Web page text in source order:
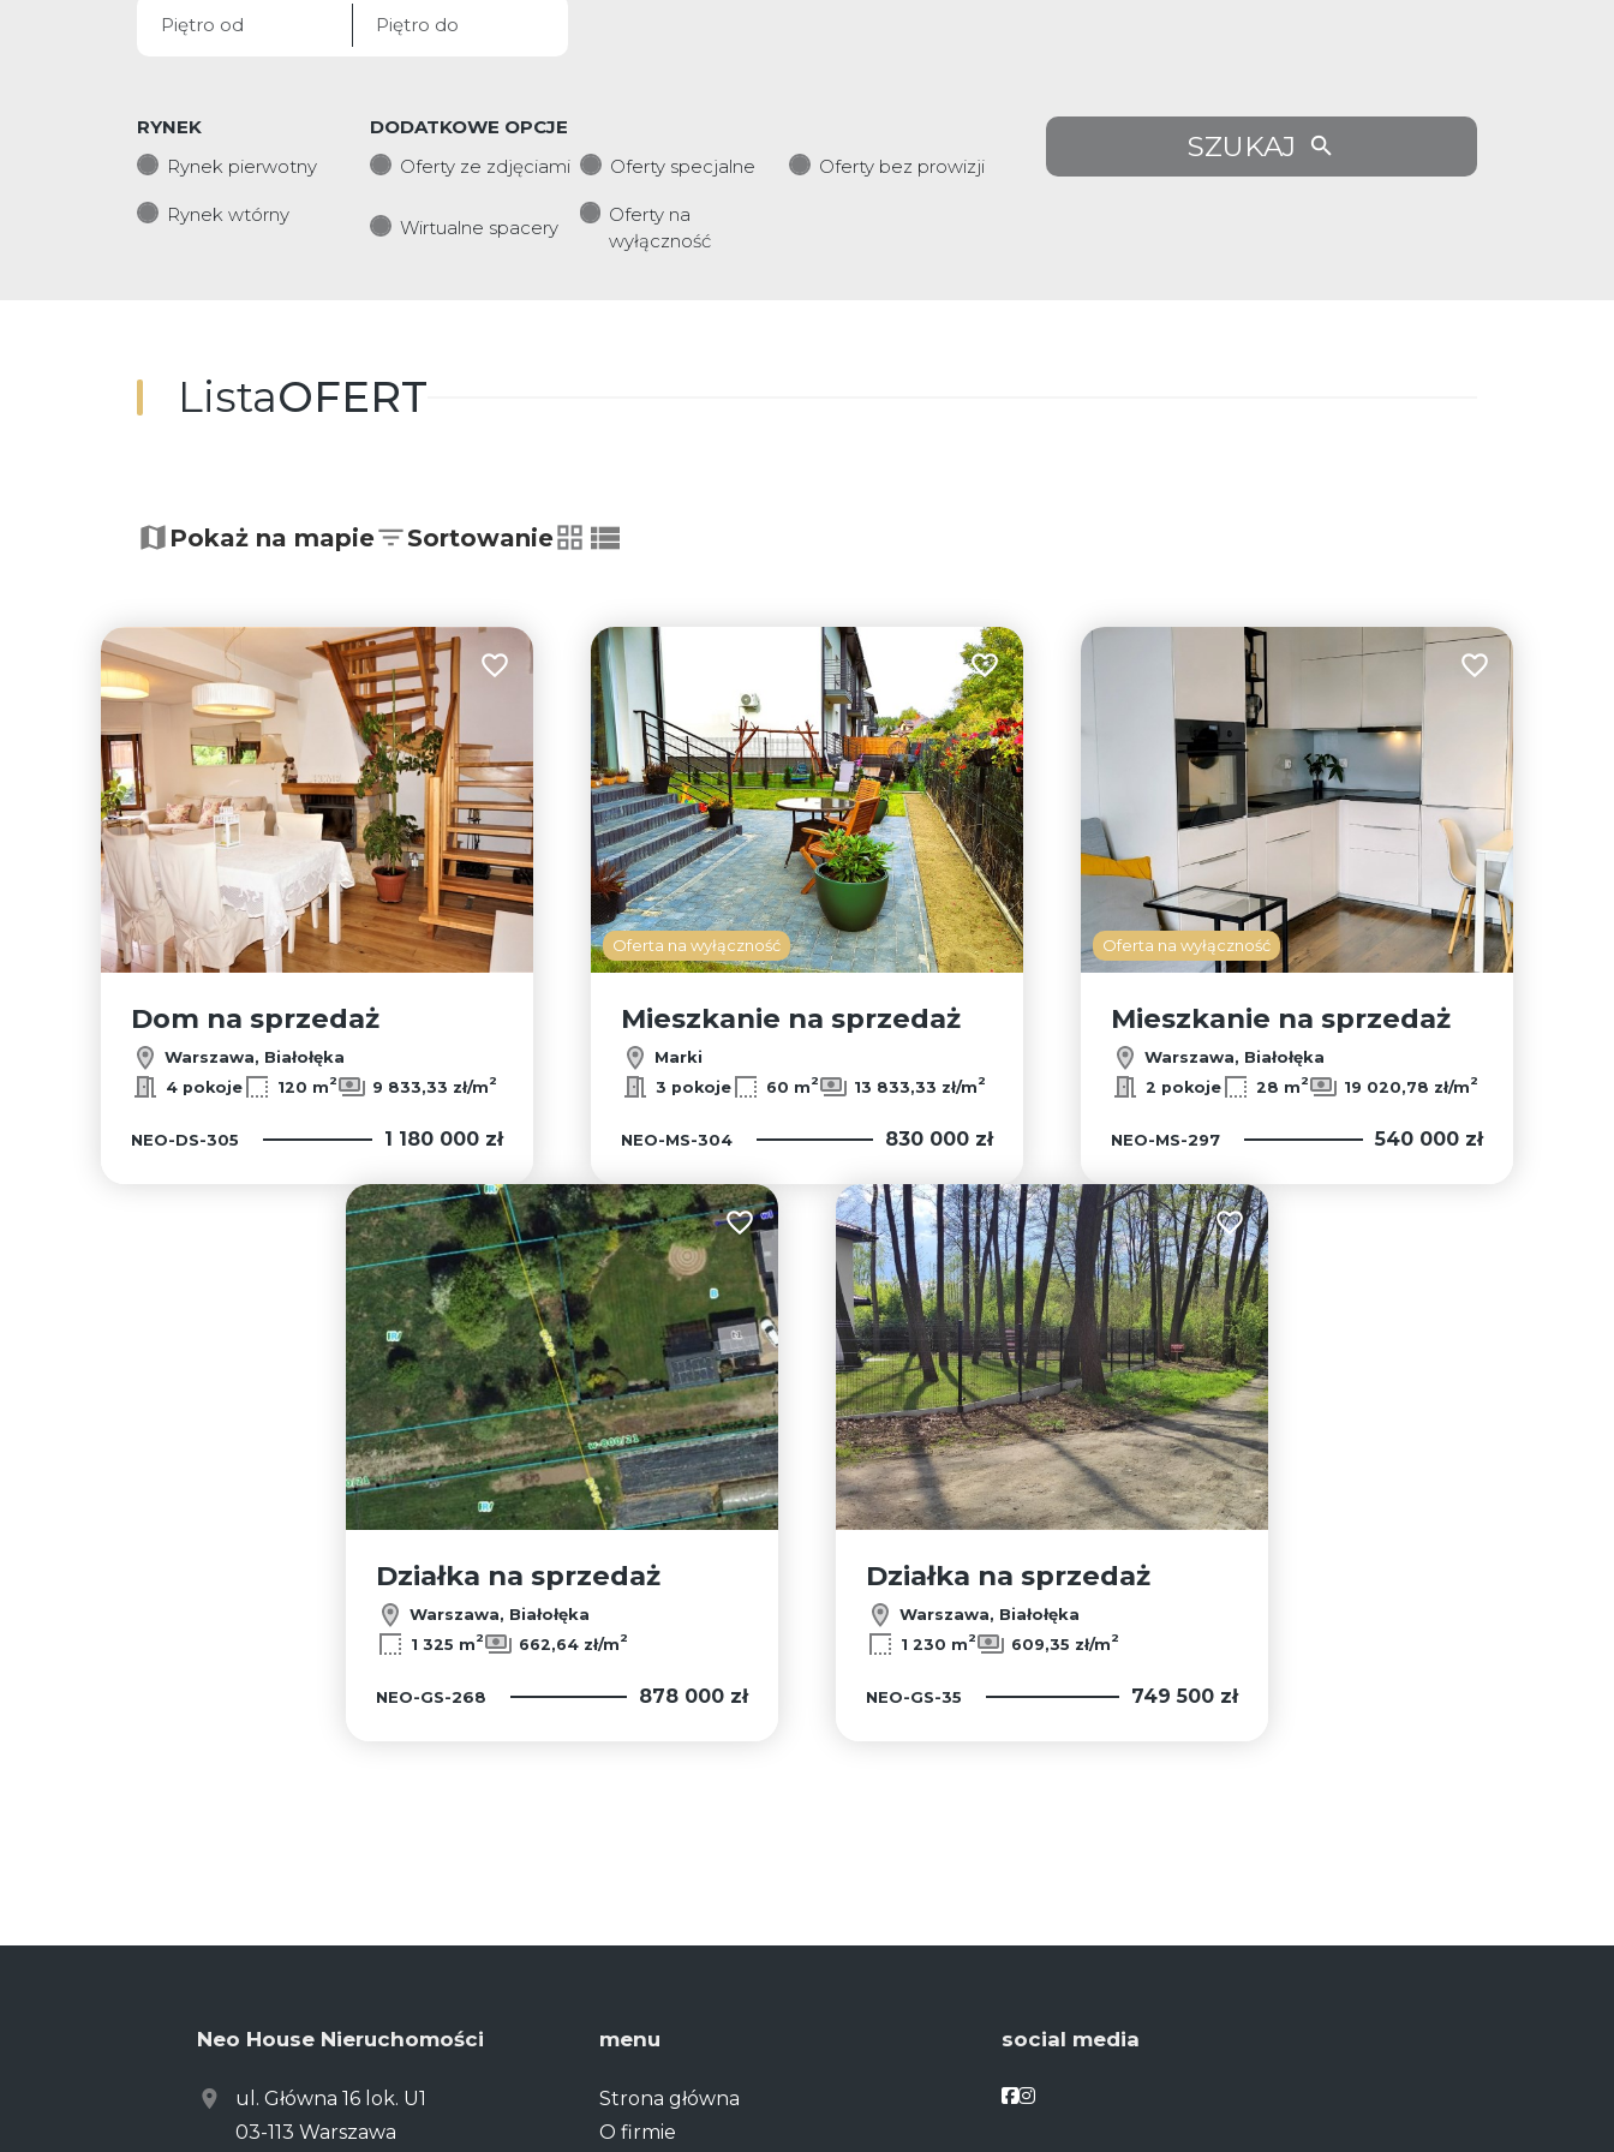
RYNEK
Rynek pierwotny
Rynek wtórny
DODATKOWE OPCJE
Oferty ze zdjęciami
Oferty specjalne Oferty bez prowizji
Wirtualne spacery
Oferty na
wyłączność
SZUKAJ
ListaOFERT
−
Leaflet|© OpenMapTiles© OpenStreetMap contributors
Pokaż na mapie Sortowanie
tabela
lista
Dodaj do ulubionych
Dom na sprzedaż
Warszawa, Białołęka
4 pokoje 120 m2 9 833,33 zł/m2
NEO-DS-305 1 180 000 zł
Oferta na wyłączność
Dodaj do ulubionych
Mieszkanie na sprzedaż
Marki
3 pokoje 60 m2 13 833,33 zł/m2
NEO-MS-304 830 000 zł
Oferta na wyłączność
Dodaj do
Mieszkanie na sprzedaż
Warszawa, Białołęka
2 pokoje 28 m2 19 020,78 zł/m2
NEO-MS-297 540 000 zł
Dodaj do ulubionych
Działka na sprzedaż
Warszawa, Białołęka
1 325 m2 662,64 zł/m2
NEO-GS-268 878 000 zł
Dodaj do ulubionych
Działka na sprzedaż
Warszawa, Białołęka
1 230 m2 609,35 zł/m2
NEO-GS-35 749 500 zł
Neo House Nieruchomości
ul. Główna 16 lok. U1
03-113 Warszawa
menu
Strona główna
O firmie
social media
Facebook
Facebook